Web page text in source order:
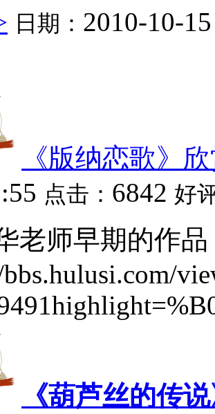
日期： 2010-10-
《版纳恋歌》
点击： 6842 好
老师早期的作品
《葫芦丝的传